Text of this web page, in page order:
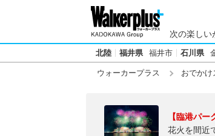
次の楽しい
北陸 福井県 福井市 石川県
ウォーカープラス おでかけ
【臨港パー
花火を間近